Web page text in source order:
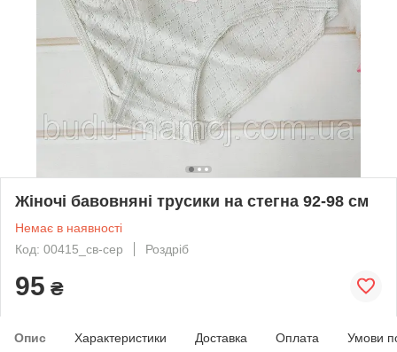
Жіночі бавовняні трусики на стегна 92-98 см
Немає в наявності
Код: 00415_св-сер
Роздріб
95 ₴
Опис Характеристики Доставка Оплата Умови